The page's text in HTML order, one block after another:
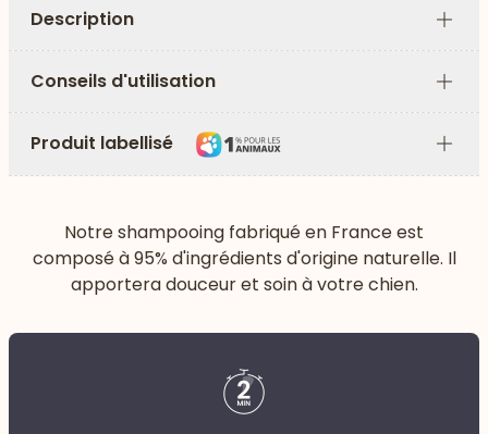
Description
Plus
Conseils d'utilisation
Plus
Produit labellisé
Notre shampooing fabriqué en France est
composé à 95% d'ingrédients d'origine naturelle. Il
apportera douceur et soin à votre chien.